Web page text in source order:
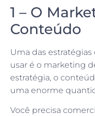
1 – O
Conteúdo
Uma das
usar é o marketing
estratégia, o
uma enorme
Você precisa